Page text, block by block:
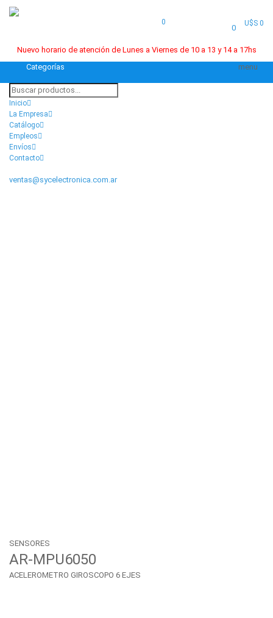
0
0 U$S 0
Nuevo horario de atención de Lunes a Viernes de 10 a 13 y 14 a 17hs
Categorías
menu
Inicio
La Empresa
Catálogo
Empleos
Envíos
Contacto
ventas@sycelectronica.com.ar
SENSORES
AR-MPU6050
ACELEROMETRO GIROSCOPO 6 EJES